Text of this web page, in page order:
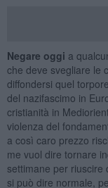
Negare oggi a
che deve svegliare le
diffondersi quel
del nazifascimo in
cristianità in
violenza del
a così caro prezzo
me vuol dire tornare
settimane per
si può dire normale,